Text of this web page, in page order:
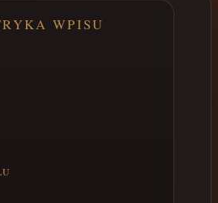
WPISU